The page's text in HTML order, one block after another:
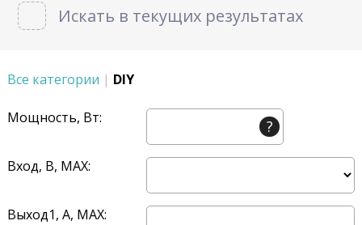
Искать в текущих результатах
Все категории | DIY
Мощность, Вт: ?
Вход, В, MAX:
Выход1, A, MAX: